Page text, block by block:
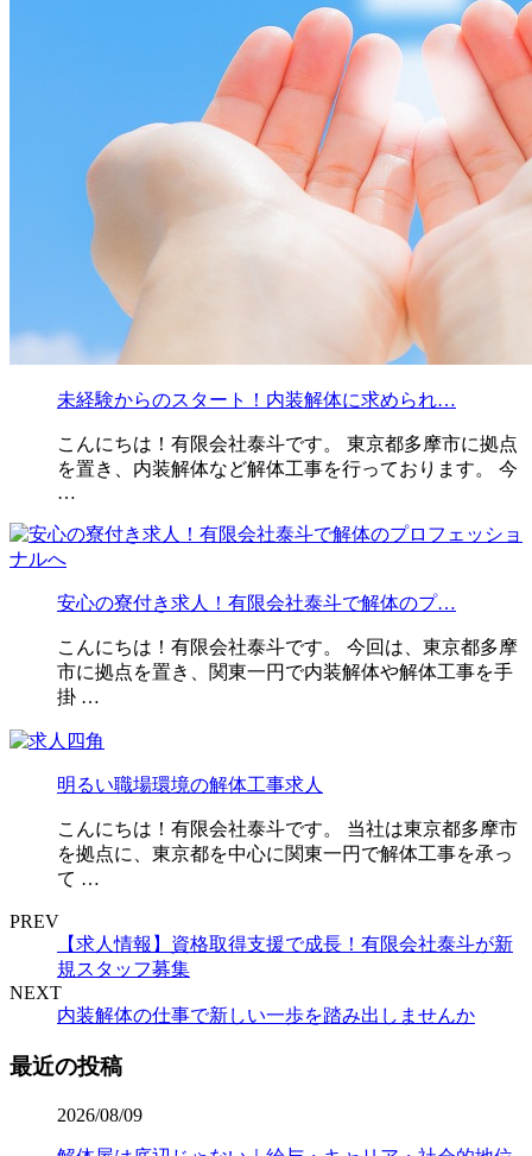
未経験からのスタート！内装解体に求められ…
こんにちは！有限会社泰斗です。 東京都多摩市に拠点
を置き、内装解体など解体工事を行っております。 今
…
安心の寮付き求人！有限会社泰斗で解体のプ…
こんにちは！有限会社泰斗です。 今回は、東京都多摩
市に拠点を置き、関東一円で内装解体や解体工事を手
掛 …
明るい職場環境の解体工事求人
こんにちは！有限会社泰斗です。 当社は東京都多摩市
を拠点に、東京都を中心に関東一円で解体工事を承っ
て …
PREV
【求人情報】資格取得支援で成長！有限会社泰斗が新
規スタッフ募集
NEXT
内装解体の仕事で新しい一歩を踏み出しませんか
最近の投稿
2026/08/09